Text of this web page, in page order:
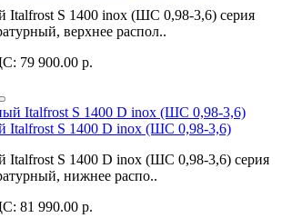
Italfrost S 1400 inox (ШС 0,98-3,6) серия
верхнее распол..
79 900.00 р.
Italfrost S 1400 D inox (ШС 0,98-3,6)
Italfrost S 1400 D inox (ШС 0,98-3,6) серия
нижнее распо..
81 990.00 р.